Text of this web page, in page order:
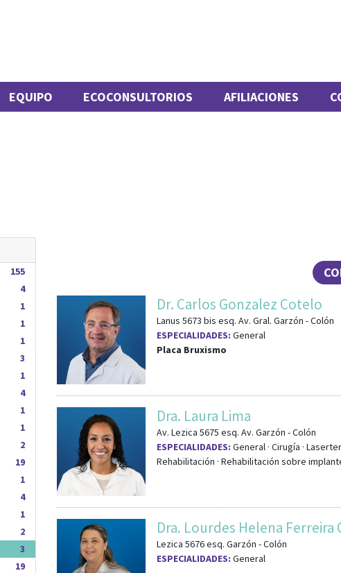
EQUIPO ECOCONSULTORIOS AFILIACIONES
155
4
1
1
1
3
1
4
1
1
2
19
1
4
1
2
3
19
Dr. Carlos Gonzalez Cotelo
Lanus 5673 bis esq. Av. Gral. Garzón -Colón
ESPECIALIDADES: General
Placa Bruxismo
Dra. Laura Lima
Av. Lezica 5675 esq. Av. Garzón -Colón
ESPECIALIDADES: General · Cirugía ·
Rehabilitación · Rehabilitación sobre
Dra. Lourdes Helena Ferreira
Lezica 5676esq. Garzón -Colón
ESPECIALIDADES: General